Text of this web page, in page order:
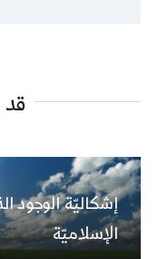
قد
إشكاليّة الوجود
الإسلاميّة